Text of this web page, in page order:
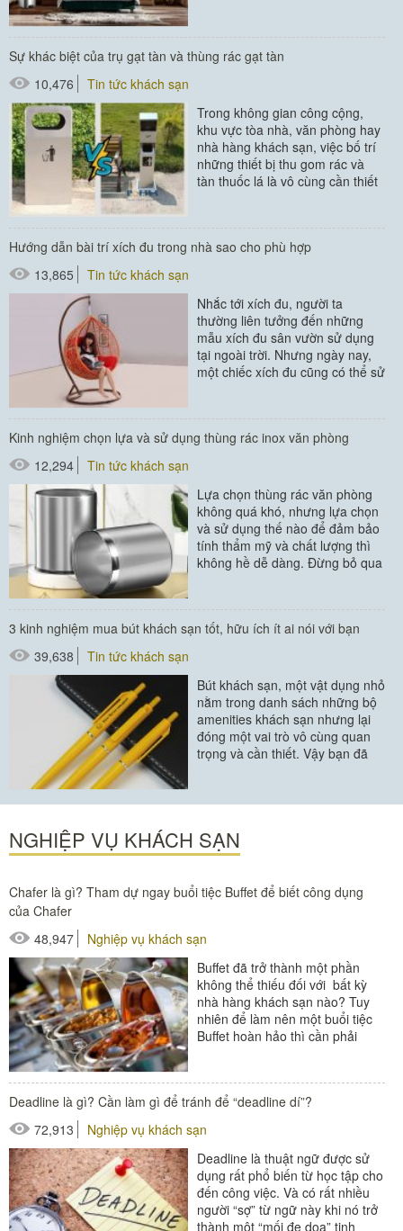
Sự khác biệt của trụ gạt tàn và thùng rác gạt tàn
10,476
Tin tức khách sạn
Trong không gian công cộng,
khu vực tòa nhà, văn phòng hay
nhà hàng khách sạn, việc bố trí
những thiết bị thu gom rác và
tàn thuốc lá là vô cùng cần thiết
Hướng dẫn bài trí xích đu trong nhà sao cho phù hợp
13,865
Tin tức khách sạn
Nhắc tới xích đu, người ta
thường liên tưởng đến những
mẫu xích đu sân vườn sử dụng
tại ngoài trời. Nhưng ngày nay,
một chiếc xích đu cũng có thể sử
Kinh nghiệm chọn lựa và sử dụng thùng rác inox văn phòng
12,294
Tin tức khách sạn
Lựa chọn thùng rác văn phòng
không quá khó, nhưng lựa chọn
và sử dụng thế nào để đảm bảo
tính thẩm mỹ và chất lượng thì
không hề dễ dàng. Đừng bỏ qua
#thùng rác
#thùng rác inox
#thùng rác văn phòng
3 kinh nghiệm mua bút khách sạn tốt, hữu ích ít ai nói với bạn
39,638
Tin tức khách sạn
Bút khách sạn, một vật dụng nhỏ
nằm trong danh sách những bộ
amenities khách sạn nhưng lại
đóng một vai trò vô cùng quan
trọng và cần thiết. Vậy bạn đã
#đồ amenities khách sạn
NGHIỆP VỤ KHÁCH SẠN
Chafer là gì? Tham dự ngay buổi tiệc Buffet để biết công dụng
của Chafer
48,947
Nghiệp vụ khách sạn
Buffet đã trở thành một phần
không thể thiếu đối với bất kỳ
nhà hàng khách sạn nào? Tuy
nhiên để làm nên một buổi tiệc
Buffet hoàn hảo thì cần phải
#thiết bị nhà hàng - bếp
Deadline là gì? Cần làm gì để tránh để “deadline dí”?
72,913
Nghiệp vụ khách sạn
Deadline là thuật ngữ được sử
dụng rất phổ biến từ học tập cho
đến công việc. Và có rất nhiều
người “sợ” từ ngữ này khi nó trở
thành một “mối đe dọa” tinh